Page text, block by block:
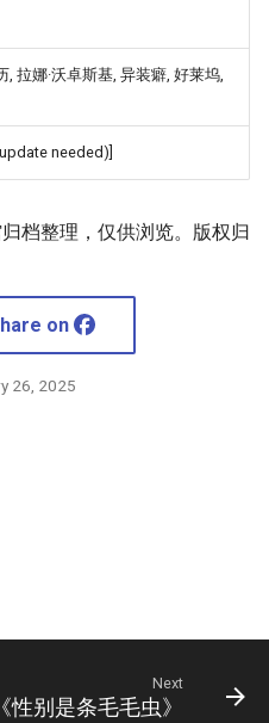
, 拉娜·沃卓斯基, 异装癖, 好莱坞,
needed)]
档整理，仅供浏览。版权归
on
26, 2025
Next
《性别是条毛毛虫》